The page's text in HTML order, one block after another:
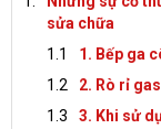
sửa chữa
1. Bếp ga
2. Rò rỉ gas
3. Khi sử